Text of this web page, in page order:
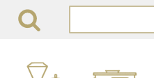
springen